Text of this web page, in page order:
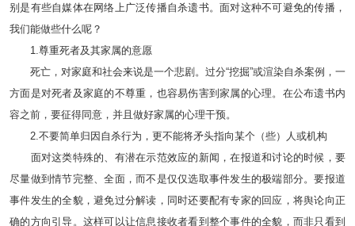
别是有些自媒体在网络上广泛传播自杀遗书。面对这种不可避免的传播，
我们能做些什么呢？
1.尊重死者及其家属的意愿
死亡，对家庭和社会来说是一个悲剧。过分“挖掘”或渲染自杀案例，一
方面是对死者及家庭的不尊重，也容易伤害到家属的心理。在公布遗书内
容之前，要征得同意，并且做好家属的心理干预。
2.不要简单归因自杀行为，更不能将矛头指向某个（些）人或机构
面对这类特殊的、有潜在示范效应的新闻，在报道和讨论的时候，要
尽量做到情节完整、全面，而不是仅仅选取事件发生的极端部分。要报道
事件发生的全貌，避免过分解读，同时还要配有专家的回应，将舆论向正
确的方向引导。这样可以让信息接收者看到整个事件的全貌，而非只看到